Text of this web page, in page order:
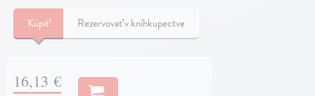
Kúpiť Rezervovať v kníhkupectve
16,13 €